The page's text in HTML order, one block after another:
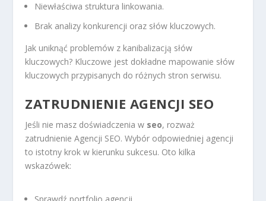
Niewłaściwa struktura linkowania.
Brak analizy konkurencji oraz słów kluczowych.
Jak uniknąć problemów z kanibalizacją słów
kluczowych? Kluczowe jest dokładne mapowanie słów
kluczowych przypisanych do różnych stron serwisu.
ZATRUDNIENIE AGENCJI SEO
Jeśli nie masz doświadczenia w seo, rozważ
zatrudnienie Agencji SEO. Wybór odpowiedniej agencji
to istotny krok w kierunku sukcesu. Oto kilka
wskazówek:
Sprawdź portfolio agencji.